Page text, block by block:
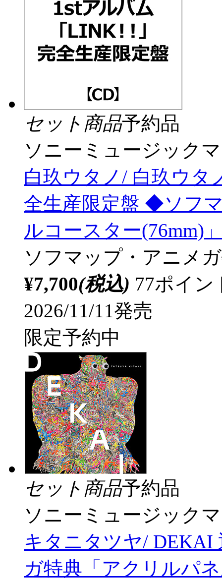
セット商品予約品
ソニーミュージック
白玖ウタノ/ 白玖ウタ
全生産限定盤 ◆ソフ
ルコースター(76mm)
ソフマップ・アニメ
¥7,700(税込) 77ポイ
2026/11/11発売
限定予約中
セット商品予約品
ソニーミュージック
キタニタツヤ/
ガ特典「アクリルパ